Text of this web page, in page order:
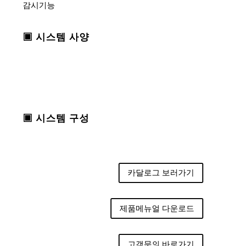
감시기능
▣ 시스템 사양
▣ 시스템 구성
카달로그 보러가기
제품메뉴얼 다운로드
고객문의 바로가기